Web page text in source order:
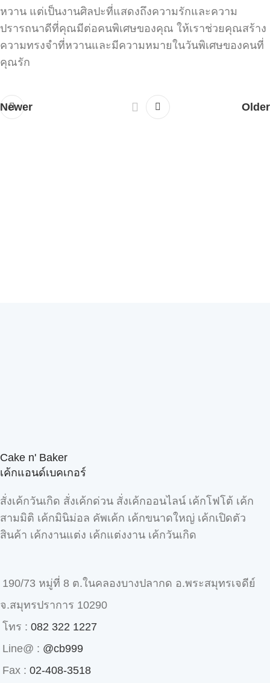
หวาน แต่เป็นงานศิลปะที่แสดงถึงความรักและความ
ปรารถนาดีที่คุณมีต่อคนพิเศษของคุณ ให้เราช่วยคุณสร้าง
ความทรงจำที่หวานและมีความหมายในวันพิเศษของคนที่
คุณรัก
Newer Older
Cake n' Baker
เค้กแอนด์เบคเกอร์
สั่งเค้กวันเกิด สั่งเค้กด่วน สั่งเค้กออนไลน์ เค้กโฟโต้ เค้ก
สามมิติ เค้กมินิม่อล คัพเค้ก เค้กขนาดใหญ่ เค้กเปิดตัว
สินค้า เค้กงานแต่ง เค้กแต่งงาน เค้กวันเกิด
190/73 หมู่ที่ 8 ต.ในคลองบางปลากด อ.พระสมุทรเจดีย์
จ.สมุทรปราการ 10290
โทร : 082 322 1227
Line@ : @cb999
Fax : 02-408-3518